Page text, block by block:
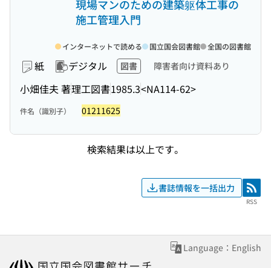
現場マンのための建築躯体工事の
施工管理入門
紙 デジタル 図書 障害者向け資料あり
小畑佳夫 著理工図書1985.3<NA114-62>
インターネットで読める 国立国会図書館 全国の図書館
件名（識別子） 01211625
検索結果は以上です。
書誌情報を一括出力 RSS
RSS
Language：English